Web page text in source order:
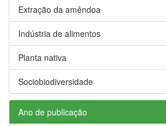
Extração da amêndoa
Indústria de alimentos
Planta nativa
Sociobiodiversidade
Ano de publicação